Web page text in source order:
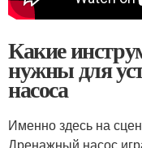
Какие
нужны для
насоса
Именно здесь на